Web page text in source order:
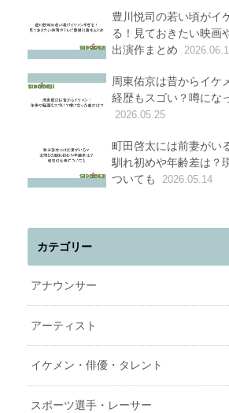
豊川悦司の若い頃がイ
る！見ておきたい映画
出演作まとめ
周東佑京は昔からイケ
経歴もスゴい？噂にな
2026.05.25
町田啓太には前妻がい
馴れ初めや年齢差は？
ついても
2026.05.14
カテゴリー
アナウンサー
アーティスト
イケメン・俳優・タレント
スポーツ選手・レーサー